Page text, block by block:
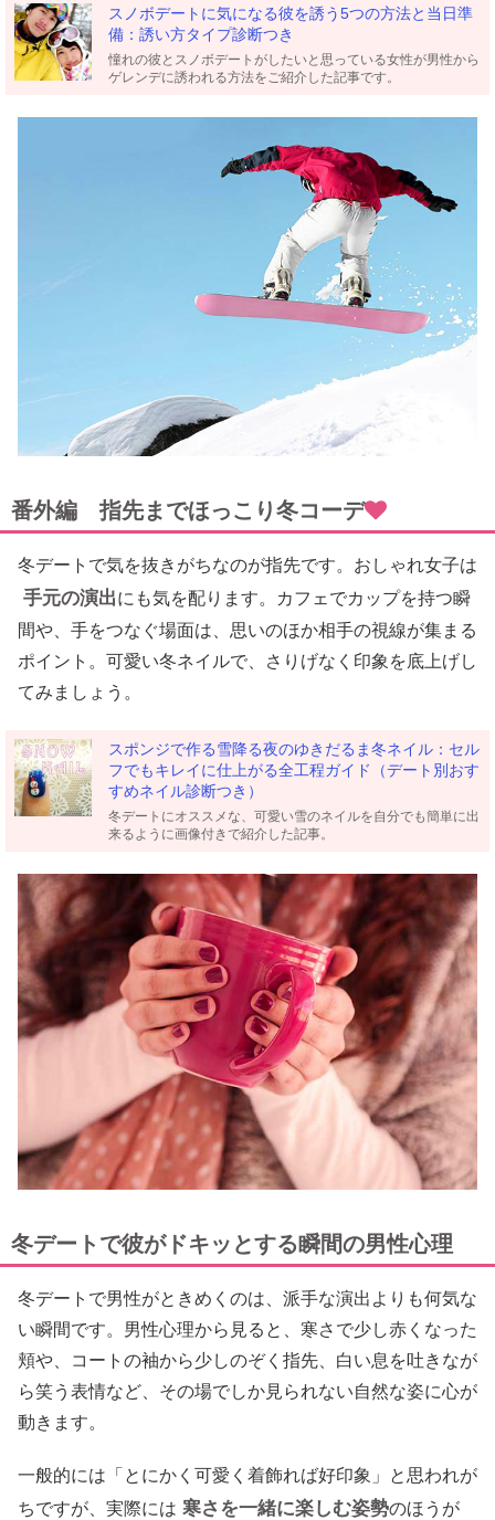
スノボデートに気になる彼を誘う5つの方法と当日準
備：誘い方タイプ診断つき
憧れの彼とスノボデートがしたいと思っている女性が男性から
ゲレンデに誘われる方法をご紹介した記事です。
番外編 指先までほっこり冬コーデ
冬デートで気を抜きがちなのが指先です。おしゃれ女子は
手元の演出にも気を配ります。カフェでカップを持つ瞬
間や、手をつなぐ場面は、思いのほか相手の視線が集まる
ポイント。可愛い冬ネイルで、さりげなく印象を底上げし
てみましょう。
スポンジで作る雪降る夜のゆきだるま冬ネイル：セル
フでもキレイに仕上がる全工程ガイド（デート別おす
すめネイル診断つき）
冬デートにオススメな、可愛い雪のネイルを自分でも簡単に出
来るように画像付きで紹介した記事。
冬デートで彼がドキッとする瞬間の男性心理
冬デートで男性がときめくのは、派手な演出よりも何気な
い瞬間です。男性心理から見ると、寒さで少し赤くなった
頬や、コートの袖から少しのぞく指先、白い息を吐きなが
ら笑う表情など、その場でしか見られない自然な姿に心が
動きます。
一般的には「とにかく可愛く着飾れば好印象」と思われが
ちですが、実際には 寒さを一緒に楽しむ姿勢のほうが